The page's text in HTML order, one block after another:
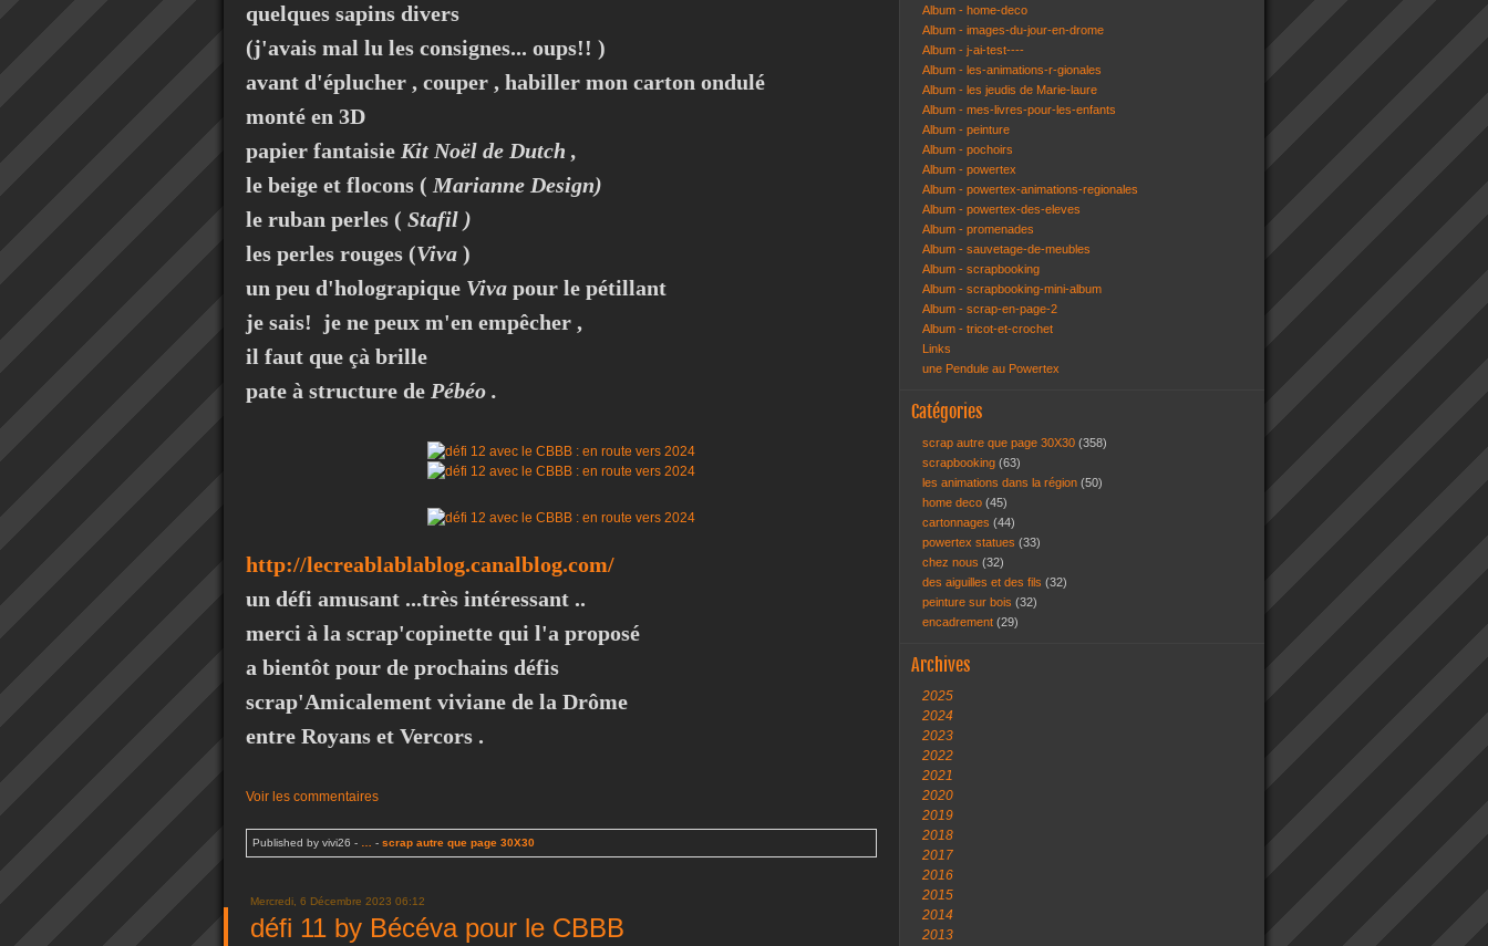
quelques sapins divers
(j'avais mal lu les consignes... oups!! )
avant d'éplucher , couper , habiller mon carton ondulé
monté en 3D
papier fantaisie Kit Noël de Dutch ,
le beige et flocons ( Marianne Design)
le ruban perles ( Stafil )
les perles rouges (Viva )
un peu d'holograpique Viva pour le pétillant
je sais! je ne peux m'en empêcher ,
il faut que çà brille
pate à structure de Pébéo .
http://lecreablablablog.canalblog.com/
un défi amusant ...très intéressant ..
merci à la scrap'copinette qui l'a proposé
a bientôt pour de prochains défis
scrap'Amicalement viviane de la Drôme
entre Royans et Vercors .
Voir les commentaires
Published by vivi26 - - scrap autre que page 30X30
Mercredi, 6 Décembre 2023 06:12
défi 11 by Bécéva pour le CBBB
Album - home-deco
Album - images-du-jour-en-drome
Album - j-ai-test----
Album - les-animations-r-gionales
Album - les jeudis de Marie-laure
Album - mes-livres-pour-les-enfants
Album - peinture
Album - pochoirs
Album - powertex
Album - powertex-animations-regionales
Album - powertex-des-eleves
Album - promenades
Album - sauvetage-de-meubles
Album - scrapbooking
Album - scrapbooking-mini-album
Album - scrap-en-page-2
Album - tricot-et-crochet
Links
une Pendule au Powertex
Catégories
scrap autre que page 30X30 (358)
scrapbooking (63)
les animations dans la région (50)
home deco (45)
cartonnages (44)
powertex statues (33)
chez nous (32)
des aiguilles et des fils (32)
peinture sur bois (32)
encadrement (29)
Archives
2025
2024
2023
2022
2021
2020
2019
2018
2017
2016
2015
2014
2013